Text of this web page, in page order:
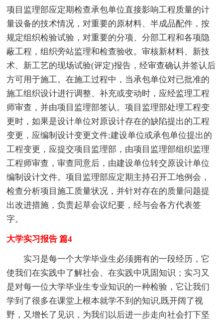
项目监理部应定期检查承包单位直接影响工程质量的计
量设备的技术情况，对重要的原材料、半成品配件，按
规定组织检验试验，对重要的分项、分部工程和各项隐
蔽工程，组织旁站监理和检查验收。审核新材料、新技
术、新工艺的现场试验(评定)报告，经审查确认并签认后
方可用于施工。在施工过程中，当承包单位对已批准的
施工组织设计进行调整、补充或变动时，应经监理工程
师审查，并由项目监理部签认。项目监理部处理工程变
更时，如果是设计单位对原设计存在的缺陷提出的工程
变更，应编制设计变更文件;建设单位或承包单位提出的
工程变更，应提交项目监理部，由项目监理部组织监理
工程师审查，审查同意后，由建设单位转交原设计单位
编制设计文件。项目监理部应定期主持召开工地例会，
检查分析项目施工质量状况，并针对存在的质量问题提
出改进措施，负责起草会议纪要，经与会各方代表签
字。
大学实习报告 篇4
实习是每一个大学毕业生必须拥有的一段经历，它
使我们在实践中了解社会、在实践中巩固知识；实习又
是对每一位大学毕业生专业知识的一种检验，它让我们
学到了很多在课堂上根本就学不到的知识,既开阔了视
野，又增长了见识，为我们以后进一步走向社会打下坚